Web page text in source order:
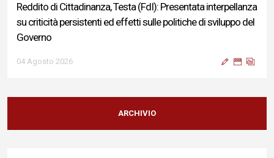
Reddito di Cittadinanza, Testa (FdI): Presentata interpellanza
su criticità persistenti ed effetti sulle politiche di sviluppo del
Governo
04 Agosto 2026
Sigismondi, Liris e Testa: “Profondo cordoglio e vicinanza al
Ministro Roccella e alla sua famiglia”
ARCHIVIO